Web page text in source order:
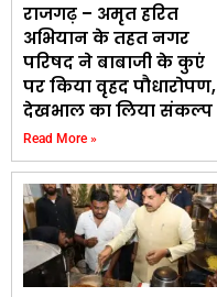
राजगढ़ – अमृत हरित
अभियान के तहत नगर
परिषद ने बाबाजी के कुएं
पर किया वृहद पौधारोपण,
देखभाल का लिया संकल्प
Read More »